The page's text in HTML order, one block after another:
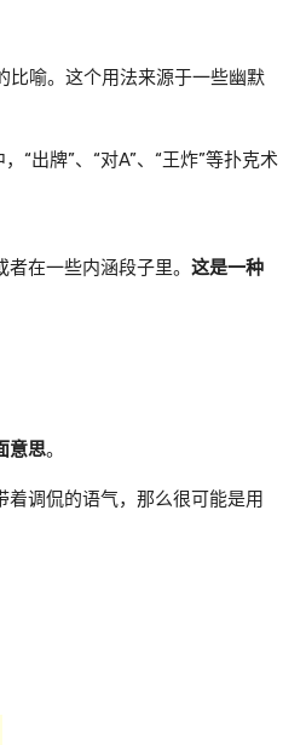
比喻。这个用法来源于一些幽默
“出牌”、“对A”、“王炸”等扑克术
在一些内涵段子里。 这是一种
意思。
调侃的语气，那么很可能是用